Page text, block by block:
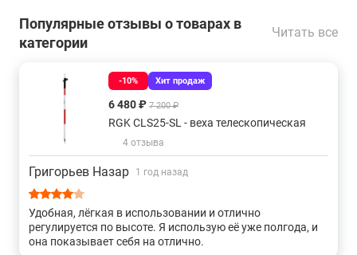
С кольцевым зажимом
Веха геодезическая с винтовой фиксацией
Высотой от 2 до 3 метров
Популярные отзывы о товарах в
категории
Читать все
-10% Хит продаж
6 480 ₽ 7 200 ₽
RGK CLS25-SL - веха телескопическая
4 отзыва
Григорьев Назар 1 год назад
Удобная, лёгкая в использовании и отлично
регулируется по высоте. Я использую её уже полгода, и
она показывает себя на отлично.